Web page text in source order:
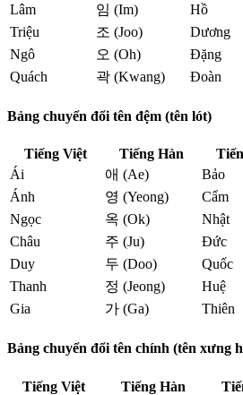
Lâm
임 (Im) Hồ
Triệu
조 (Joo) Dương
Ngô
오 (Oh) Đặng
Quách
곽 (Kwang) Đoàn
Bảng chuyển đổi tên đệm (tên lót)
Tiếng Việt Tiếng Hàn
Ái
애 (Ae) Bảo
Ánh
영 (Yeong) Cẩm
Ngọc
옥 (Ok) Nhật
Châu
주 (Ju) Đức
Duy
두 (Doo) Quốc
Thanh
정 (Jeong) Huệ
Gia
가 (Ga) Thiên
Bảng chuyển đổi tên chính (tên xưng
Tiếng Việt Tiếng Hàn